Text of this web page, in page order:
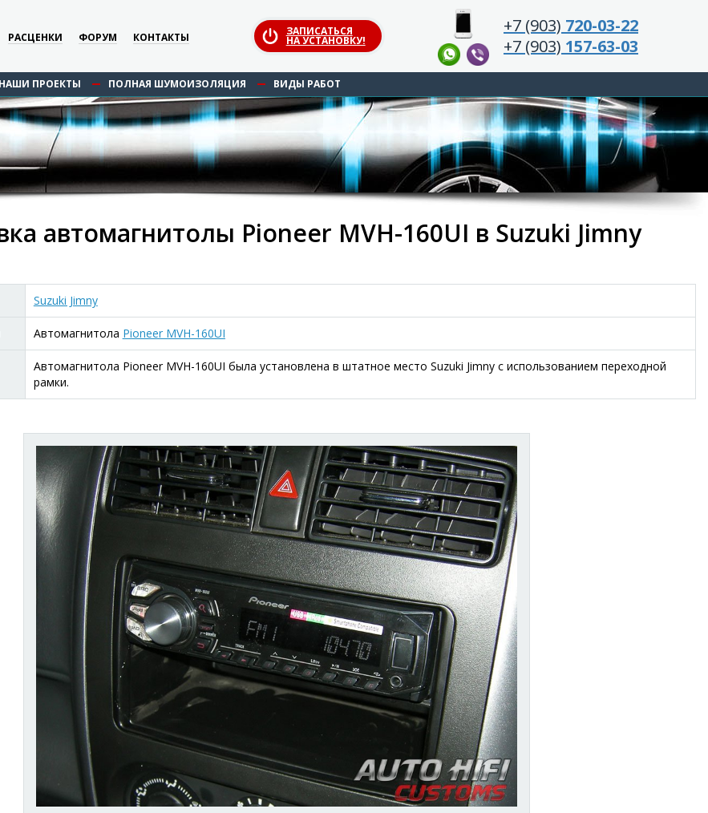
РАСЦЕНКИ ФОРУМ КОНТАКТЫ ЗАПИСАТЬСЯ
НА УСТАНОВКУ!
+7 (903) 720-03-22
+7 (903) 157-63-03
НАШИ ПРОЕКТЫ ПОЛНАЯ ШУМОИЗОЛЯЦИЯ ВИДЫ РАБОТ
автомагнитолы Pioneer MVH-160UI в Suzuki Jimny
Suzuki Jimny
Автомагнитола Pioneer MVH-160UI
Автомагнитола Pioneer MVH-160UI была установлена в штатное место Suzuki Jimny с использованием переходной
рамки.